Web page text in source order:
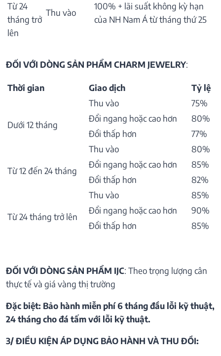
Từ 24
tháng trở
lên
Thu vào
100% + lãi suất không kỳ hạn
của NH Nam Á từ tháng thứ 25
ĐỐI VỚI DÒNG SẢN PHẨM CHARM JEWELRY:
Thời gian Giao dịch Tỷ lệ
Dưới 12 tháng
Thu vào
75%
Đổi ngang hoặc cao hơn
80%
Đổi thấp hơn
77%
Từ 12 đến 24 tháng
Thu vào
80%
Đổi ngang hoặc cao hơn
85%
Đổi thấp hơn
82%
Từ 24 tháng trở lên
Thu vào
85%
Đổi ngang hoặc cao hơn
90%
Đổi thấp hơn
85%
ĐỐI VỚI DÒNG SẢN PHẨM IJC: Theo trọng lượng cân
thực tế và giá vàng thị trường
Đặc biệt: Bảo hành miễn phí 6 tháng đầu lỗi kỹ thuật,
24 tháng cho đá tấm với lỗi kỹ thuật.
3/ ĐIỀU KIỆN ÁP DỤNG BẢO HÀNH VÀ THU ĐỒI: